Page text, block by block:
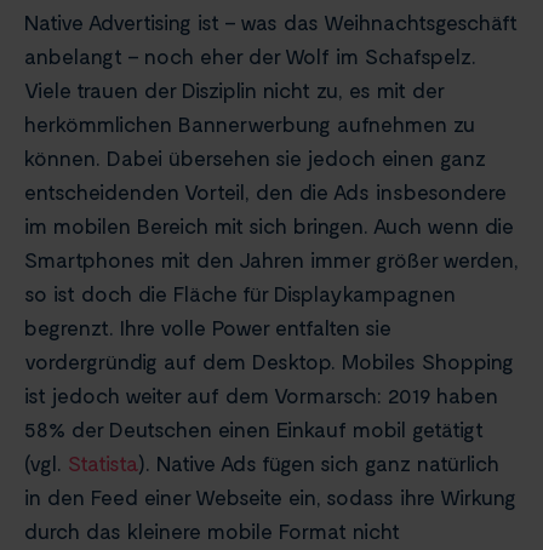
Native Advertising ist – was das Weihnachtsgeschäft
anbelangt – noch eher der Wolf im Schafspelz.
Viele trauen der Disziplin nicht zu, es mit der
herkömmlichen Bannerwerbung aufnehmen zu
können. Dabei übersehen sie jedoch einen ganz
entscheidenden Vorteil, den die Ads insbesondere
im mobilen Bereich mit sich bringen. Auch wenn die
Smartphones mit den Jahren immer größer werden,
so ist doch die Fläche für Displaykampagnen
begrenzt. Ihre volle Power entfalten sie
vordergründig auf dem Desktop. Mobiles Shopping
ist jedoch weiter auf dem Vormarsch: 2019 haben
58% der Deutschen einen Einkauf mobil getätigt
(vgl. Statista). Native Ads fügen sich ganz natürlich
in den Feed einer Webseite ein, sodass ihre Wirkung
durch das kleinere mobile Format nicht